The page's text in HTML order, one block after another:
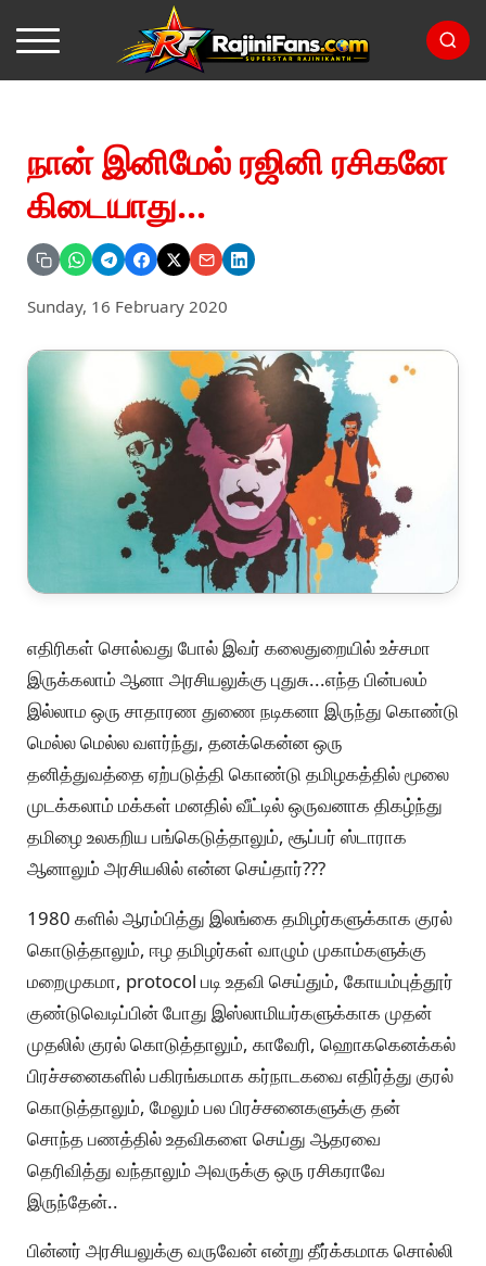
நான் இனிமேல் ரஜினி ரசிகனே
கிடையாது...
Sunday, 16 February 2020
எதிரிகள் சொல்வது போல் இவர் கலைதுறையில் உச்சமா
இருக்கலாம் ஆனா அரசியலுக்கு புதுசு...எந்த பின்பலம்
இல்லாம ஒரு சாதாரண துணை நடிகனா இருந்து கொண்டு
மெல்ல மெல்ல வளர்ந்து, தனக்கென்ன ஒரு
தனித்துவத்தை ஏற்படுத்தி கொண்டு தமிழகத்தில் மூலை
முடக்கலாம் மக்கள் மனதில் வீட்டில் ஒருவனாக திகழ்ந்து
தமிழை உலகறிய பங்கெடுத்தாலும், சூப்பர் ஸ்டாராக
ஆனாலும் அரசியலில் என்ன செய்தார்???
1980 களில் ஆரம்பித்து இலங்கை தமிழர்களுக்காக குரல்
கொடுத்தாலும், ஈழ தமிழர்கள் வாழும் முகாம்களுக்கு
மறைமுகமா, protocol படி உதவி செய்தும், கோயம்புத்தூர்
குண்டுவெடிப்பின் போது இஸ்லாமியர்களுக்காக முதன்
முதலில் குரல் கொடுத்தாலும், காவேரி, ஹொககெனக்கல்
பிரச்சனைகளில் பகிரங்கமாக கர்நாடகவை எதிர்த்து குரல்
கொடுத்தாலும், மேலும் பல பிரச்சனைகளுக்கு தன்
சொந்த பணத்தில் உதவிகளை செய்து ஆதரவை
தெரிவித்து வந்தாலும் அவருக்கு ஒரு ரசிகராவே
இருந்தேன்..
பின்னர் அரசியலுக்கு வருவேன் என்று தீர்க்கமாக சொல்லி